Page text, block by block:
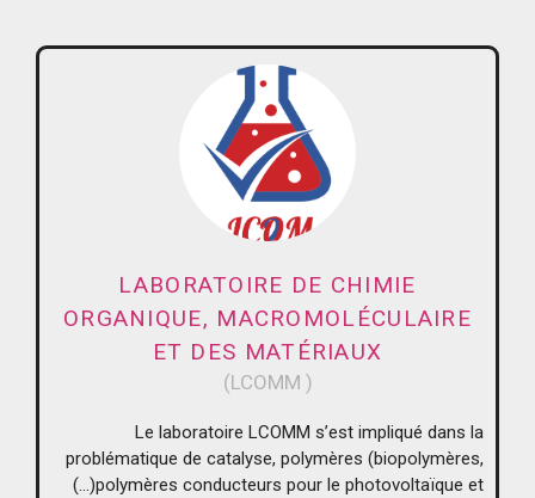
LABORATOIRE DE CHIMIE
ORGANIQUE, MACROMOLÉCULAIRE
ET DES MATÉRIAUX
( LCOMM)
Le laboratoire LCOMM s’est impliqué dans la
problématique de catalyse, polymères (biopolymères,
polymères conducteurs pour le photovoltaïque et(…)